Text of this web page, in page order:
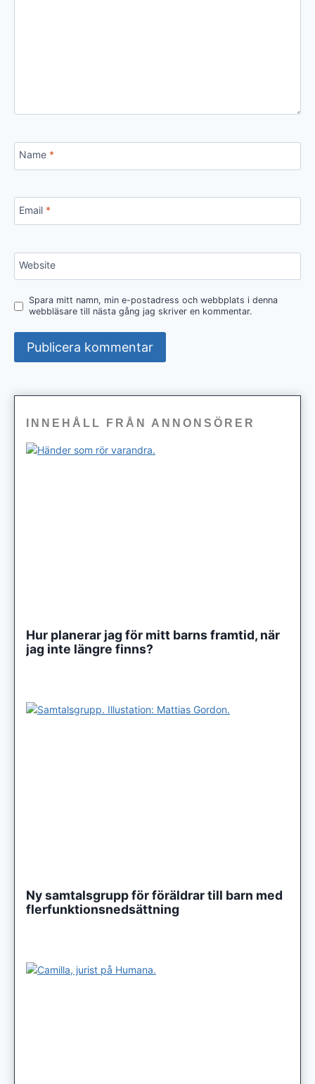
Name *
Email *
Website
Spara mitt namn, min e-postadress och webbplats i denna
webbläsare till nästa gång jag skriver en kommentar.
INNEHÅLL FRÅN ANNONSÖRER
Hur planerar jag för mitt barns framtid, när
jag inte längre finns?
Ny samtalsgrupp för föräldrar till barn med
flerfunktionsnedsättning